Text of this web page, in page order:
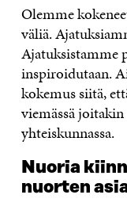
Olemme
väliä.
Ajatuksistamme
inspiroidutaan.
kokemus siitä,
viemässä joitakin
yhteiskunnassa.
Nuoria
nuorten